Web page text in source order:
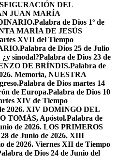
DEL
JUAN MARÍA
Palabra de Dios 1º de
MARÍA DE JESÚS
XVII del Tiempo
Palabra de Dios 25 de Julio
sinodal?Palabra de Dios 23 de
DE BRÍNDIS.Palabra de
Memoria, NUESTRA
Palabra de Dios martes 14
de Europa.Palabra de Dios 10
XIV de Tiempo
2026. XIV DOMINGO DEL
TOMÁS, Apóstol.Palabra de
de 2026. LOS PRIMEROS
de Junio de 2026. XIII
de 2026. Viernes XII de Tiempo
de Dios 24 de Junio del